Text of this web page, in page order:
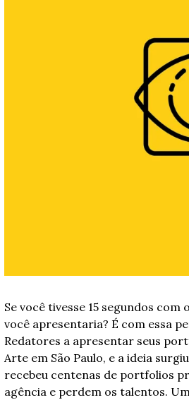
Se você tivesse 15 segundos
você apresentaria? É com essa
Redatores a apresentar seus
Arte em São Paulo, e a ideia
recebeu centenas de portfolios
agência e perdem os talentos.